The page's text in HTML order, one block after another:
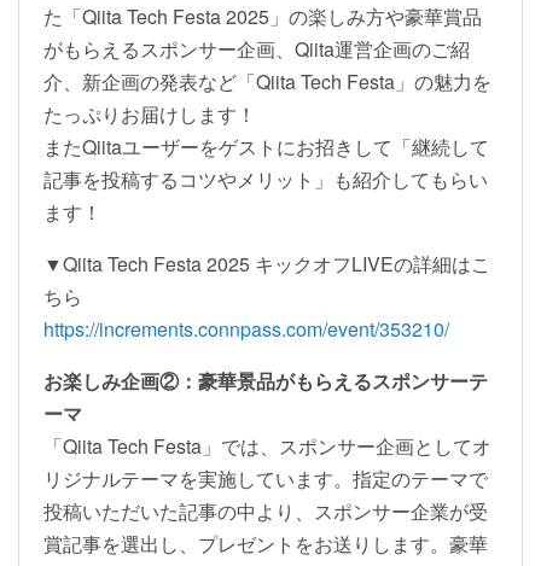
た「Qiita Tech Festa 2025」の楽しみ方や豪華賞品
がもらえるスポンサー企画、Qiita運営企画のご紹
介、新企画の発表など「Qiita Tech Festa」の魅力を
たっぷりお届けします！
またQiitaユーザーをゲストにお招きして「継続して
記事を投稿するコツやメリット」も紹介してもらい
ます！
▼Qiita Tech Festa 2025 キックオフLIVEの詳細はこ
ちら
https://increments.connpass.com/event/353210/
お楽しみ企画②：豪華景品がもらえるスポンサーテ
ーマ
「Qiita Tech Festa」では、スポンサー企画としてオ
リジナルテーマを実施しています。指定のテーマで
投稿いただいた記事の中より、スポンサー企業が受
賞記事を選出し、プレゼントをお送りします。豪華